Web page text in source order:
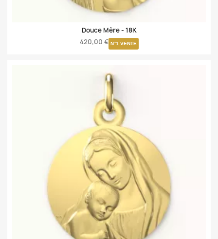
Douce Mère - 18K
420,00 € N°1 VENTE